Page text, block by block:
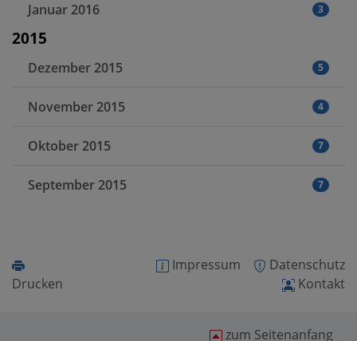
Januar 2016 3
2015
Dezember 2015 5
November 2015 4
Oktober 2015 7
September 2015 7
Drucken
Datenschutz
Impressum
Kontakt
zum Seitenanfang